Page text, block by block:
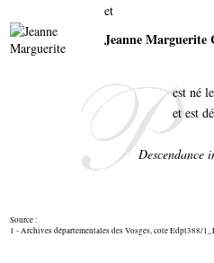
et
Jeanne Marguerite
est né
et est
Descendance
Source :
1 - Archives départementales des Vosges, cote Edpt388/